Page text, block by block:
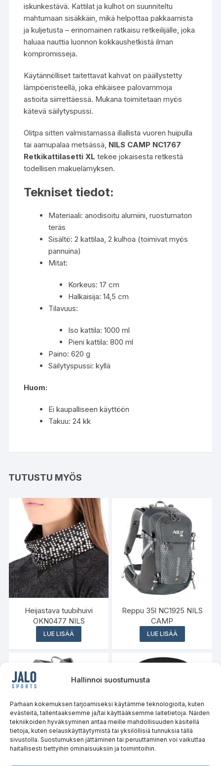
Hallinnoi suostumusta
Parhaan kokemuksen tarjoamiseksi käytämme teknologioita, kuten
evästeitä, tallentaaksemme ja/tai käyttääksemme laitetietoja. Näiden
tekniikoiden hyväksyminen antaa meille mahdollisuuden käsitellä
tietoja, kuten selauskäyttäytymistä tai yksilöllisiä tunnuksia tällä
sivustolla. Suostumuksen jättäminen tai peruuttaminen voi vaikuttaa
haitallisesti tiettyihin ominaisuuksiin ja toimintoihin.
iskunkestävä. Kattilat ja kulhot on suunniteltu
mahtumaan sisäkkäin, mikä helpottaa pakkaamista
ja kuljetusta – erinomainen ratkaisu retkeilijälle, joka
haluaa nauttia luonnon kokkaushetkistä ilman
kompromisseja.
Käytännölliset taitettavat kahvat on päällystetty
lämpöeristeellä, joka ehkäisee palovammoja
astioita siirrettäessä. Mukana toimitetaan myös
kätevä säilytyspussi.
Olitpa sitten valmistamassa illallista vuoren huipulla
tai aamupalaa metsässä, NILS CAMP NC1767
Retkikattilasetti XL tekee jokaisesta retkestä
todellisen makuelämyksen.
Tekniset tiedot:
Materiaali: anodisoitu alumiini, ruostumaton
teräs
Sisältö: 2 kattilaa, 2 kulhoa (toimivat myös
pannuina)
Mitat:
Korkeus: 17 cm
Halkaisija: 14,5 cm
Tilavuus:
Iso kattila: 1000 ml
Pieni kattila: 800 ml
Paino: 620 g
Säilytyspussi: kyllä
Huom:
Ei kaupalliseen käyttöön
Takuu: 24 kk
TUTUSTU MYÖS
Heijastava tuubihuivi
OKN0477 NILS
LUE LISÄÄ
Reppu 35l NC1925 NILS
CAMP
LUE LISÄÄ
Varasto loppu